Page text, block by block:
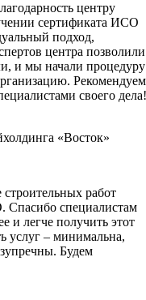
центру
сертификата ИСО
подход,
центра позволили
и мы начали процедуру
Рекомендуем
своего дела!
«Восток»
работ
Спасибо специалистам
и легче получить этот
услуг – минимальна,
Будем